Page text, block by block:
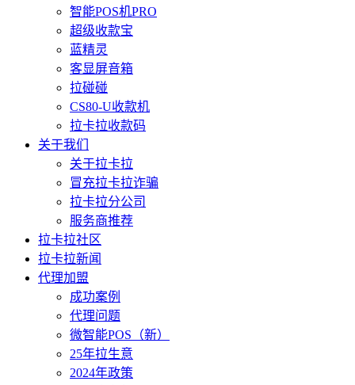
智能POS机PRO
超级收款宝
蓝精灵
客显屏音箱
拉碰碰
CS80-U收款机
拉卡拉收款码
关于我们
关于拉卡拉
冒充拉卡拉诈骗
拉卡拉分公司
服务商推荐
拉卡拉社区
拉卡拉新闻
代理加盟
成功案例
代理问题
微智能POS（新）
25年拉生意
2024年政策